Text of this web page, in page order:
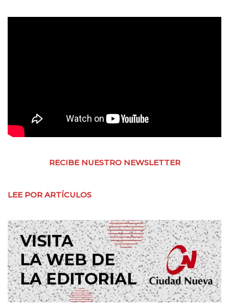
RECIBE NUESTRO NEWSLETTER
LEE POR ARTÍCULOS